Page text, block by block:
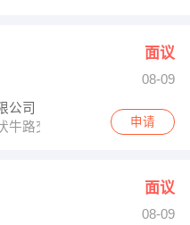
面议
08-09
公司
牛路交叉口
申请
面议
08-09